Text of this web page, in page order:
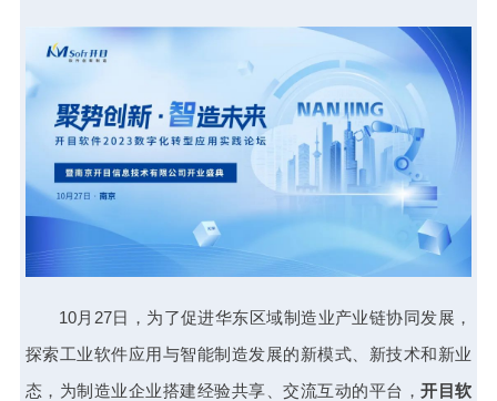
10月27日，为了促进华东区域制造业产业链协同发展，
探索工业软件应用与智能制造发展的新模式、新技术和新业
态，为制造业企业搭建经验共享、交流互动的平台，开目软